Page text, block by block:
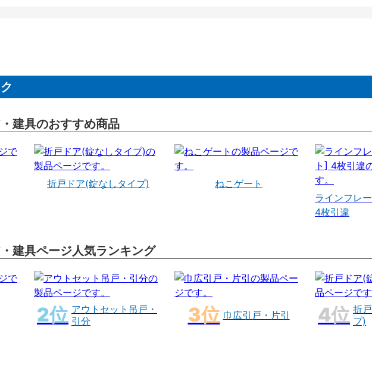
建具のおすすめ商品
折戸ドア(錠なしタイプ)
ねこゲート
ラインフレ
4枚引違
建具ページ人気ランキング
アウトセット吊戸・
引分
巾広引戸・片引
折
プ)